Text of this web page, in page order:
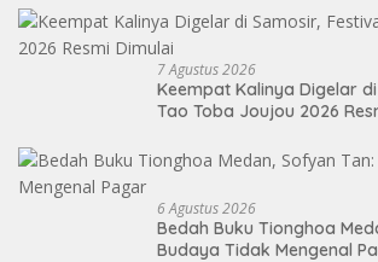
7 Agustus 2026
Keempat Kalinya Digelar
Tao Toba Joujou 2026
6 Agustus 2026
Bedah Buku Tionghoa
Budaya Tidak Mengenal